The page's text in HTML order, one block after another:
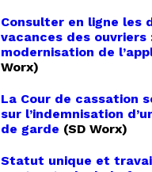
Consulter en ligne les
vacances des ouvriers
modernisation de
Worx)
La Cour de cassation
sur l’indemnisation
de garde (SD Worx)
Statut unique et